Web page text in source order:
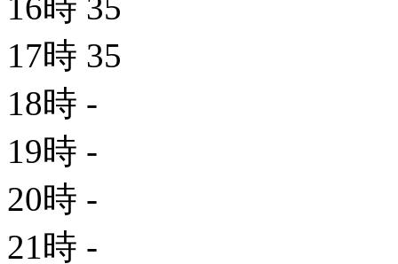
17時 35
18時 -
19時 -
20時 -
21時 -